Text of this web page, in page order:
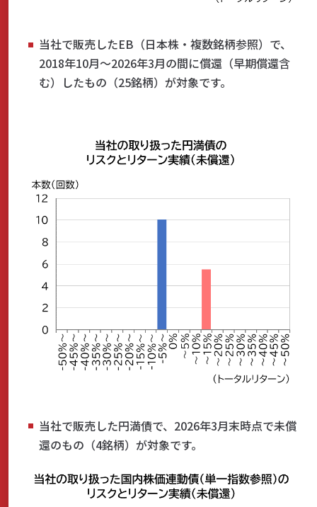
当社で販売したEB（日本株・複数銘柄参照）で、
2018年10月～2026年3月の間に償還（早期償還含
む）したもの（25銘柄）が対象です。
当社で販売した円満債で、2026年3月末時点で未償
還のもの（4銘柄）が対象です。